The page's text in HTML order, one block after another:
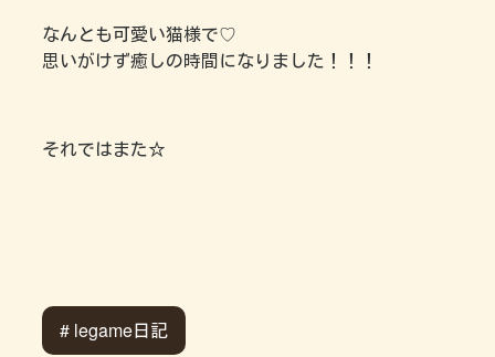
なんとも可愛い猫様で♡
思いがけず癒しの時間になりました！！！
それではまた☆
# legame日記